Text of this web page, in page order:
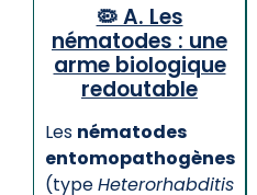
🦠 A. Les
nématodes : une
arme biologique
redoutable
Les nématodes
entomopathogènes
(typeHeterorhabditis